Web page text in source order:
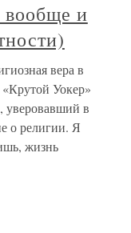
вообще и
вера в
«Крутой Уокер»
уверовавший в
о религии. Я
жизнь